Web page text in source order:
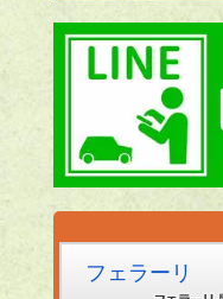
フェラーリ